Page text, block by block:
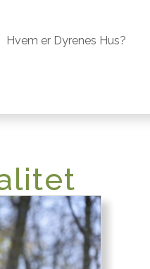
Hvem er Dyrenes Hus?